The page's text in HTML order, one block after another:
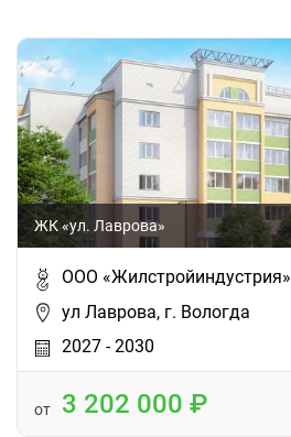
ЖК «ул. Лаврова»
ООО «Жилстройиндустрия»
ул Лаврова, г. Вологда
2027 - 2030
от 3 202 000